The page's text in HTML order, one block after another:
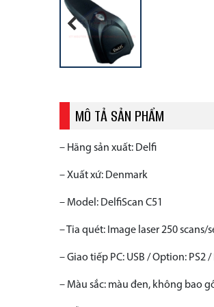
Previous
MÔ TẢ SẢN PHẨM
– Hãng sản xuất: Delfi
– Xuất xứ: Denmark
– Model: DelfiScan C51
– Tia quét: Image laser 250 scans/
– Giao tiếp PC: USB / Option: PS2 /
– Màu sắc: màu đen, không bao